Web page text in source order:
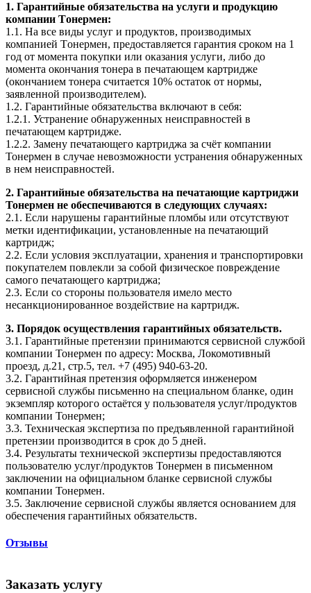
1. Гарантийные обязательства на услуги и продукцию
компании Tонермен:
1.1. На все виды услуг и продуктов, производимых
компанией Tонермен, предоставляется гарантия сроком на 1
год от момента покупки или оказания услуги, либо до
момента окончания тонера в печатающем картридже
(окончанием тонера считается 10% остаток от нормы,
заявленной производителем).
1.2. Гарантийные обязательства включают в себя:
1.2.1. Устранение обнаруженных неисправностей в
печатающем картридже.
1.2.2. Замену печатающего картриджа за счёт компании
Тонермен в случае невозможности устранения обнаруженных
в нем неисправностей.
2. Гарантийные обязательства на печатающие картриджи
Тонермен не обеспечиваются в следующих случаях:
2.1. Если нарушены гарантийные пломбы или отсутствуют
метки идентификации, установленные на печатающий
картридж;
2.2. Если условия эксплуатации, хранения и транспортировки
покупателем повлекли за собой физическое повреждение
самого печатающего картриджа;
2.3. Если со стороны пользователя имело место
несанкционированное воздействие на картридж.
3. Порядок осуществления гарантийных обязательств.
3.1. Гарантийные претензии принимаются сервисной службой
компании Тонермен по адресу: Москва, Локомотивный
проезд, д.21, стр.5, тел. +7 (495) 940-63-20.
3.2. Гарантийная претензия оформляется инженером
сервисной службы письменно на специальном бланке, один
экземпляр которого остаётся у пользователя услуг/продуктов
компании Тонермен;
3.3. Техническая экспертиза по предъявленной гарантийной
претензии производится в срок до 5 дней.
3.4. Результаты технической экспертизы предоставляются
пользователю услуг/продуктов Тонермен в письменном
заключении на официальном бланке сервисной службы
компании Тонермен.
3.5. Заключение сервисной службы является основанием для
обеспечения гарантийных обязательств.
Отзывы
Заказать услугу